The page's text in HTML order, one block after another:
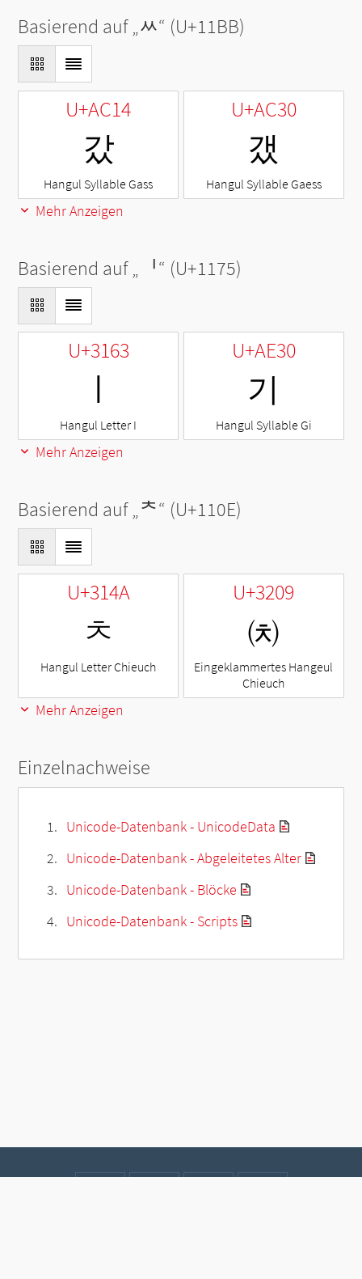
Basierend auf „ᆻ“ (U+11BB)
U+AC14
갔
Hangul Syllable Gass
U+AC30
갰
Hangul Syllable Gaess
Mehr Anzeigen
Basierend auf „ ᅵ“ (U+1175)
U+3163
ㅣ
Hangul Letter I
U+AE30
기
Hangul Syllable Gi
Mehr Anzeigen
Basierend auf „ᄎ“ (U+110E)
U+314A
ㅊ
Hangul Letter Chieuch
U+3209
㈉
Eingeklammertes Hangeul
Chieuch
Mehr Anzeigen
Einzelnachweise
Unicode-Datenbank - UnicodeData
Unicode-Datenbank - Abgeleitetes Alter
Unicode-Datenbank - Blöcke
Unicode-Datenbank - Scripts